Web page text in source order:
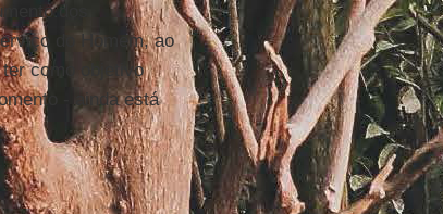
dos
do Homem, ao
como objetivo
- ainda está